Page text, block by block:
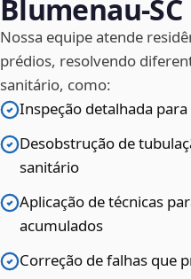
Blumenau‑SC
Nossa equipe atende
prédios, resolvendo
sanitário, como:
Inspeção detalhada
Desobstrução de
sanitário
Aplicação de técnicas
acumulados
Correção de falhas que